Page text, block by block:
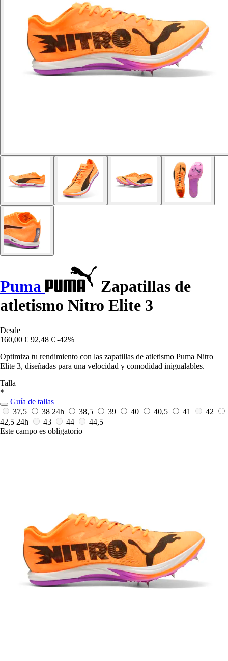
Puma
Zapatillas de
atletismo Nitro Elite 3
Desde
160,00 € 92,48 € -42%
Optimiza tu rendimiento con las zapatillas de atletismo Puma Nitro
Elite 3, diseñadas para una velocidad y comodidad inigualables.
Talla
*
Guía de tallas
37,5
38 24h 38,5 39 40 40,5 41
42
42,5 24h 43 44
44,5
Este campo es obligatorio